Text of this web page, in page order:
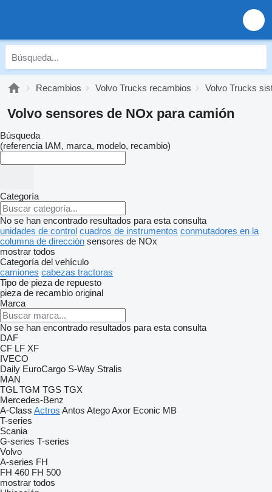
Recambios Volvo Trucks recambios Volvo Trucks
Volvo sensores de NOx para camión
Búsqueda
(referencia IAM, marca, modelo, recambio)
Categoría
No se han encontrado resultados para esta consulta
unidades de control cuadros de instrumentos conmutadores en la
columna de dirección sensores de NOx
mostrar todos
Categoría del vehículo
camiones cabezas tractoras
Tipo de pieza de repuesto
pieza de recambio original
Marca
No se han encontrado resultados para esta consulta
DAF
CF LF XF
IVECO
Daily EuroCargo S-Way Stralis
MAN
TGL TGM TGS TGX
Mercedes-Benz
A-Class Actros Antos AtegoAxor Econic MB
T-series
Scania
G-series T-series
Volvo
A-series FH
FH 460 FH 500
mostrar todos